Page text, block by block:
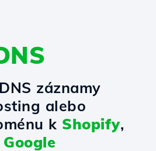
záznamy
alebo
k Shopify,
Google